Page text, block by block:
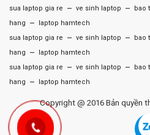
sua laptop gia re
– ve sinh laptop – bao
hang
–
laptop hamtech
sua laptop gia re
– ve sinh laptop – bao
hang
–
laptop hamtech
sua laptop gia re
– ve sinh laptop – bao
hang
– laptop hamtech
Copyright @ 2016 Bản quyền